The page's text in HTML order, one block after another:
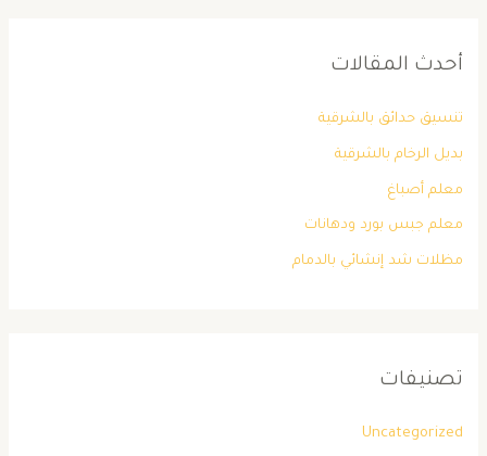
أحدث المقالات
تنسيق حدائق بالشرقية
بديل الرخام بالشرقية
معلم أصباغ
معلم جبس بورد ودهانات
مظلات شد إنشائي بالدمام
تصنيفات
Uncategorized